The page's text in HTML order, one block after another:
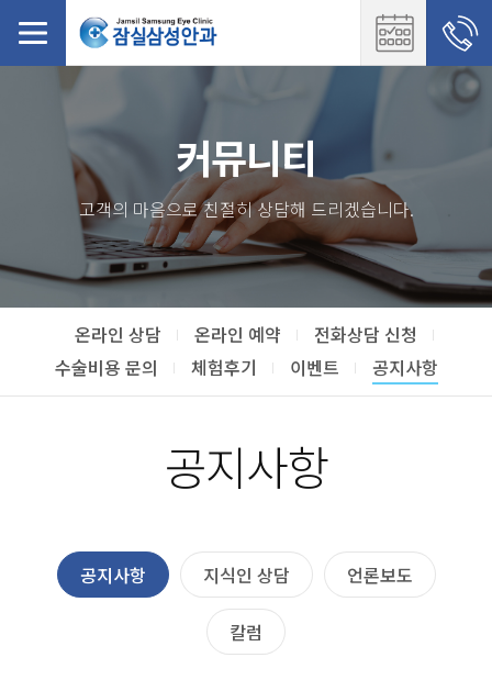
커뮤니티
고객의 마음으로 친절히 상담해 드리겠습니다.
온라인 상담 온라인 예약
전화상담 신청
수술비용 문의
체험후기 이벤트 공지사항
공지사항
공지사항 지식인 상담 언론보도
칼럼